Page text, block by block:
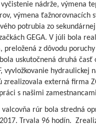
nádrže, výmena
výmena ťažnorovnacích
potrubia zo
GEGA. V júli bola
preložená z dôvodu
uskutočnená druhá časť
vyvložkovanie hydraulickej
zrealizovala externá firma
s našimi
valcovňa rúr bola stredná
Trvala 96 hodín.